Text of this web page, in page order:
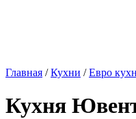
Главная /Кухни /Евро
Кухня